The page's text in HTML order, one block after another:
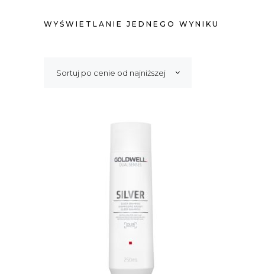
WYŚWIETLANIE JEDNEGO WYNIKU
Sortuj po cenie od najniższej